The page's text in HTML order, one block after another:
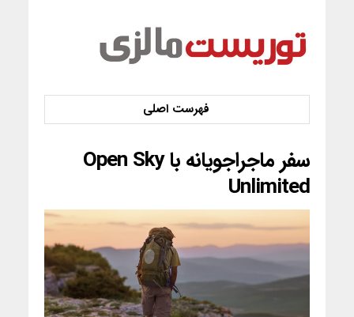
سفر ماجراجویانه با Open Sky
Unlimited